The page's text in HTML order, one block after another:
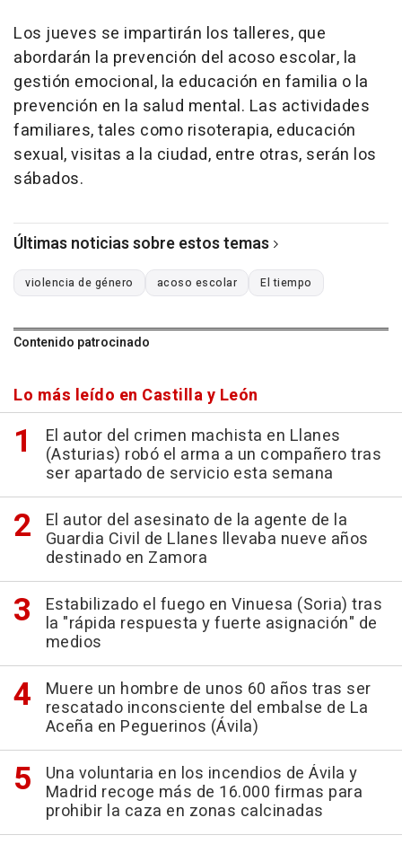
Los jueves se impartirán los talleres, que
abordarán la prevención del acoso escolar, la
gestión emocional, la educación en familia o la
prevención en la salud mental. Las actividades
familiares, tales como risoterapia, educación
sexual, visitas a la ciudad, entre otras, serán los
sábados.
Últimas noticias sobre estos temas
violencia de género acoso escolar El tiempo
Contenido patrocinado
Lo más leído en Castilla y León
El autor del crimen machista en Llanes
(Asturias) robó el arma a un compañero tras
ser apartado de servicio esta semana
El autor del asesinato de la agente de la
Guardia Civil de Llanes llevaba nueve años
destinado en Zamora
Estabilizado el fuego en Vinuesa (Soria) tras
la "rápida respuesta y fuerte asignación" de
medios
Muere un hombre de unos 60 años tras ser
rescatado inconsciente del embalse de La
Aceña en Peguerinos (Ávila)
Una voluntaria en los incendios de Ávila y
Madrid recoge más de 16.000 firmas para
prohibir la caza en zonas calcinadas